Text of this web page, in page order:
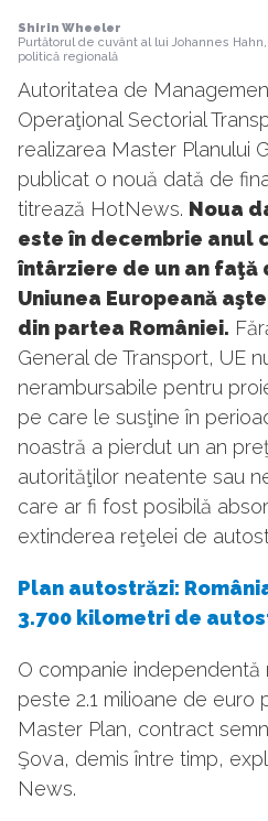
Shirin Wheeler
Purtătorul de cuvânt al lui Johannes
politică regională
Autoritatea de
Operaţional Sectorial
realizarea Master Planului
publicat o nouă dată de
titrează HotNews. Noua
este în decembrie anul
întârziere de un an faţă
Uniunea Europeană
din partea României.
General de Transport, UE
nerambursabile pentru
pe care le susţine în
noastră a pierdut un an
autorităţilor neatente sau
care ar fi fost posibilă
extinderea reţelei de
Plan autostrăzi:
3.700 kilometri de
O companie independentă
peste 2.1 milioane de euro
Master Plan, contract
Şova, demis între timp,
News.